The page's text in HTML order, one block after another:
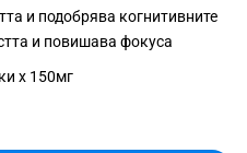
и подобрява когнитивните
и повишава фокуса
х 150мг
150